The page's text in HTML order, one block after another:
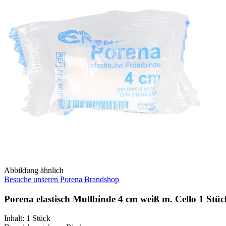
Abbildung ähnlich
Besuche unseren Porena Brandshop
Porena elastisch Mullbinde 4 cm weiß m. Cello 1
Inhalt: 1 Stück